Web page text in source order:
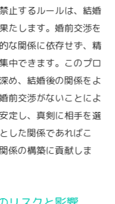
止するルールは、結婚
たします。婚前交渉を
な関係に依存せず、精
中できます。このプロ
め、結婚後の関係をよ
前交渉がないことによ
定し、真剣に相手を選
した関係であればこ
係の構築に貢献しま